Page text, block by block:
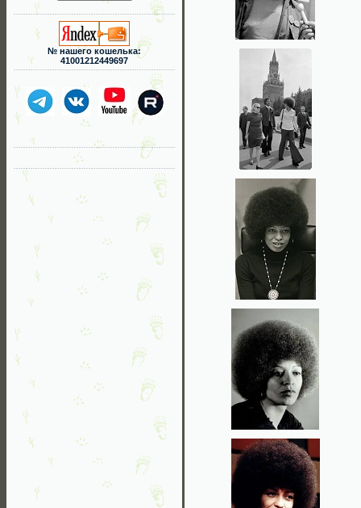
№ нашего кошелька:
41001212449697